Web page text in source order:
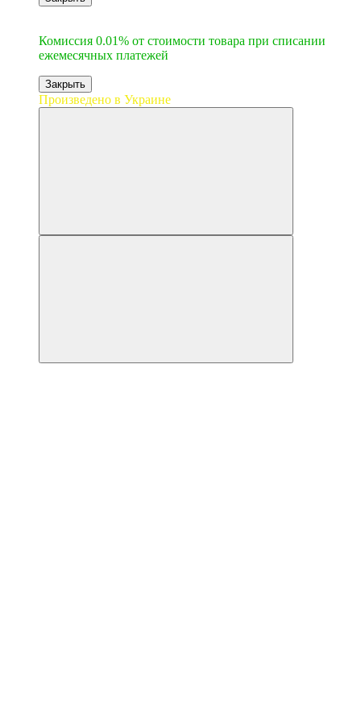
Комиссия 0.01% от стоимости товара при списании
ежемесячных платежей
Закрыть
Произведено в Украине